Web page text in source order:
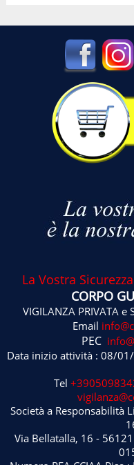
La Vostra
CORPO
VIGILANZA PRIVATA e
Email
PEC
Data inizio attività : 08/
Tel
Società a Responsabilità
Via Bellatalla, 16 - 56121